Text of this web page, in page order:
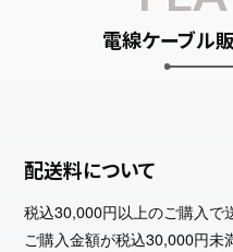
電線ケーブル
配送料について
税込30,000円以上のご購入で
ご購入金額が税込30,000円未